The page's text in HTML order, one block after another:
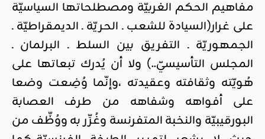
مفاهيم الحكم الغربيّة ومصطلحاتها السياسيّة
على غرار(السيادة للشعب ـ الحريّة ـ الديمقراطيّة ـ
الجمهوريّة ـ التفريق بين السلط ـ البرلمان ـ
المجلس التأسيسيّ..) ولا أن يُدرك تبعاتها على
هُويّته وثقافته وعقيدته ،وإنّما وُضِعت وضعا
على أفواهه وشفاهه من طرف العصابة
البورقيبيّة والنخبة المتفرنسة وغُرِّر به ووُظِّف من